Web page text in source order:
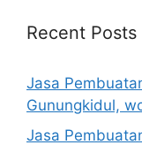
Recent Posts
Jasa
Gunungkidul,
Jasa